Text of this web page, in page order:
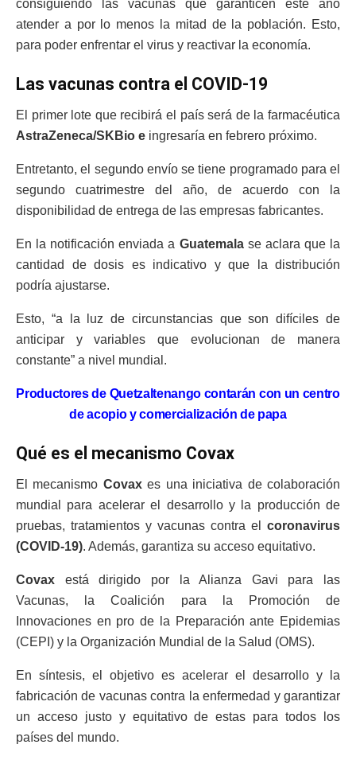
consiguiendo las vacunas que garanticen este año
atender a por lo menos la mitad de la población. Esto,
para poder enfrentar el virus y reactivar la economía.
Las vacunas contra el COVID-19
El primer lote que recibirá el país será de la farmacéutica
AstraZeneca/SKBio e ingresaría en febrero próximo.
Entretanto, el segundo envío se tiene programado para el
segundo cuatrimestre del año, de acuerdo con la
disponibilidad de entrega de las empresas fabricantes.
En la notificación enviada a Guatemalase aclara que la
cantidad de dosis es indicativo y que la distribución
podría ajustarse.
Esto, “a la luz de circunstancias que son difíciles de
anticipar y variables que evolucionan de manera
constante” a nivel mundial.
Productores de Quetzaltenango contarán con un centro
de acopio y comercialización de papa
Qué es el mecanismo Covax
El mecanismo Covaxes una iniciativa de colaboración
mundial para acelerar el desarrollo y la producción de
pruebas, tratamientos y vacunas contra el coronavirus
(COVID-19). Además, garantiza su acceso equitativo.
Covax está dirigido por la Alianza Gavi para las
Vacunas, la Coalición para la Promoción de
Innovaciones en pro de la Preparación ante Epidemias
(CEPI) y la Organización Mundial de la Salud (OMS).
En síntesis, el objetivo es acelerar el desarrollo y la
fabricación de vacunas contra la enfermedad y garantizar
un acceso justo y equitativo de estas para todos los
países del mundo.